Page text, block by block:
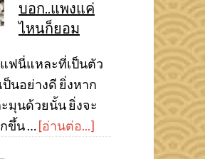
บอก..แพงแค่
ไหนก็ยอม
ฟนี่แหละที่เป็นตัว
นอย่างดี ยิ่งหาก
มุนด้วยนั้น ยิ่งจะ
ขึ้น …[อ่านต่อ...]